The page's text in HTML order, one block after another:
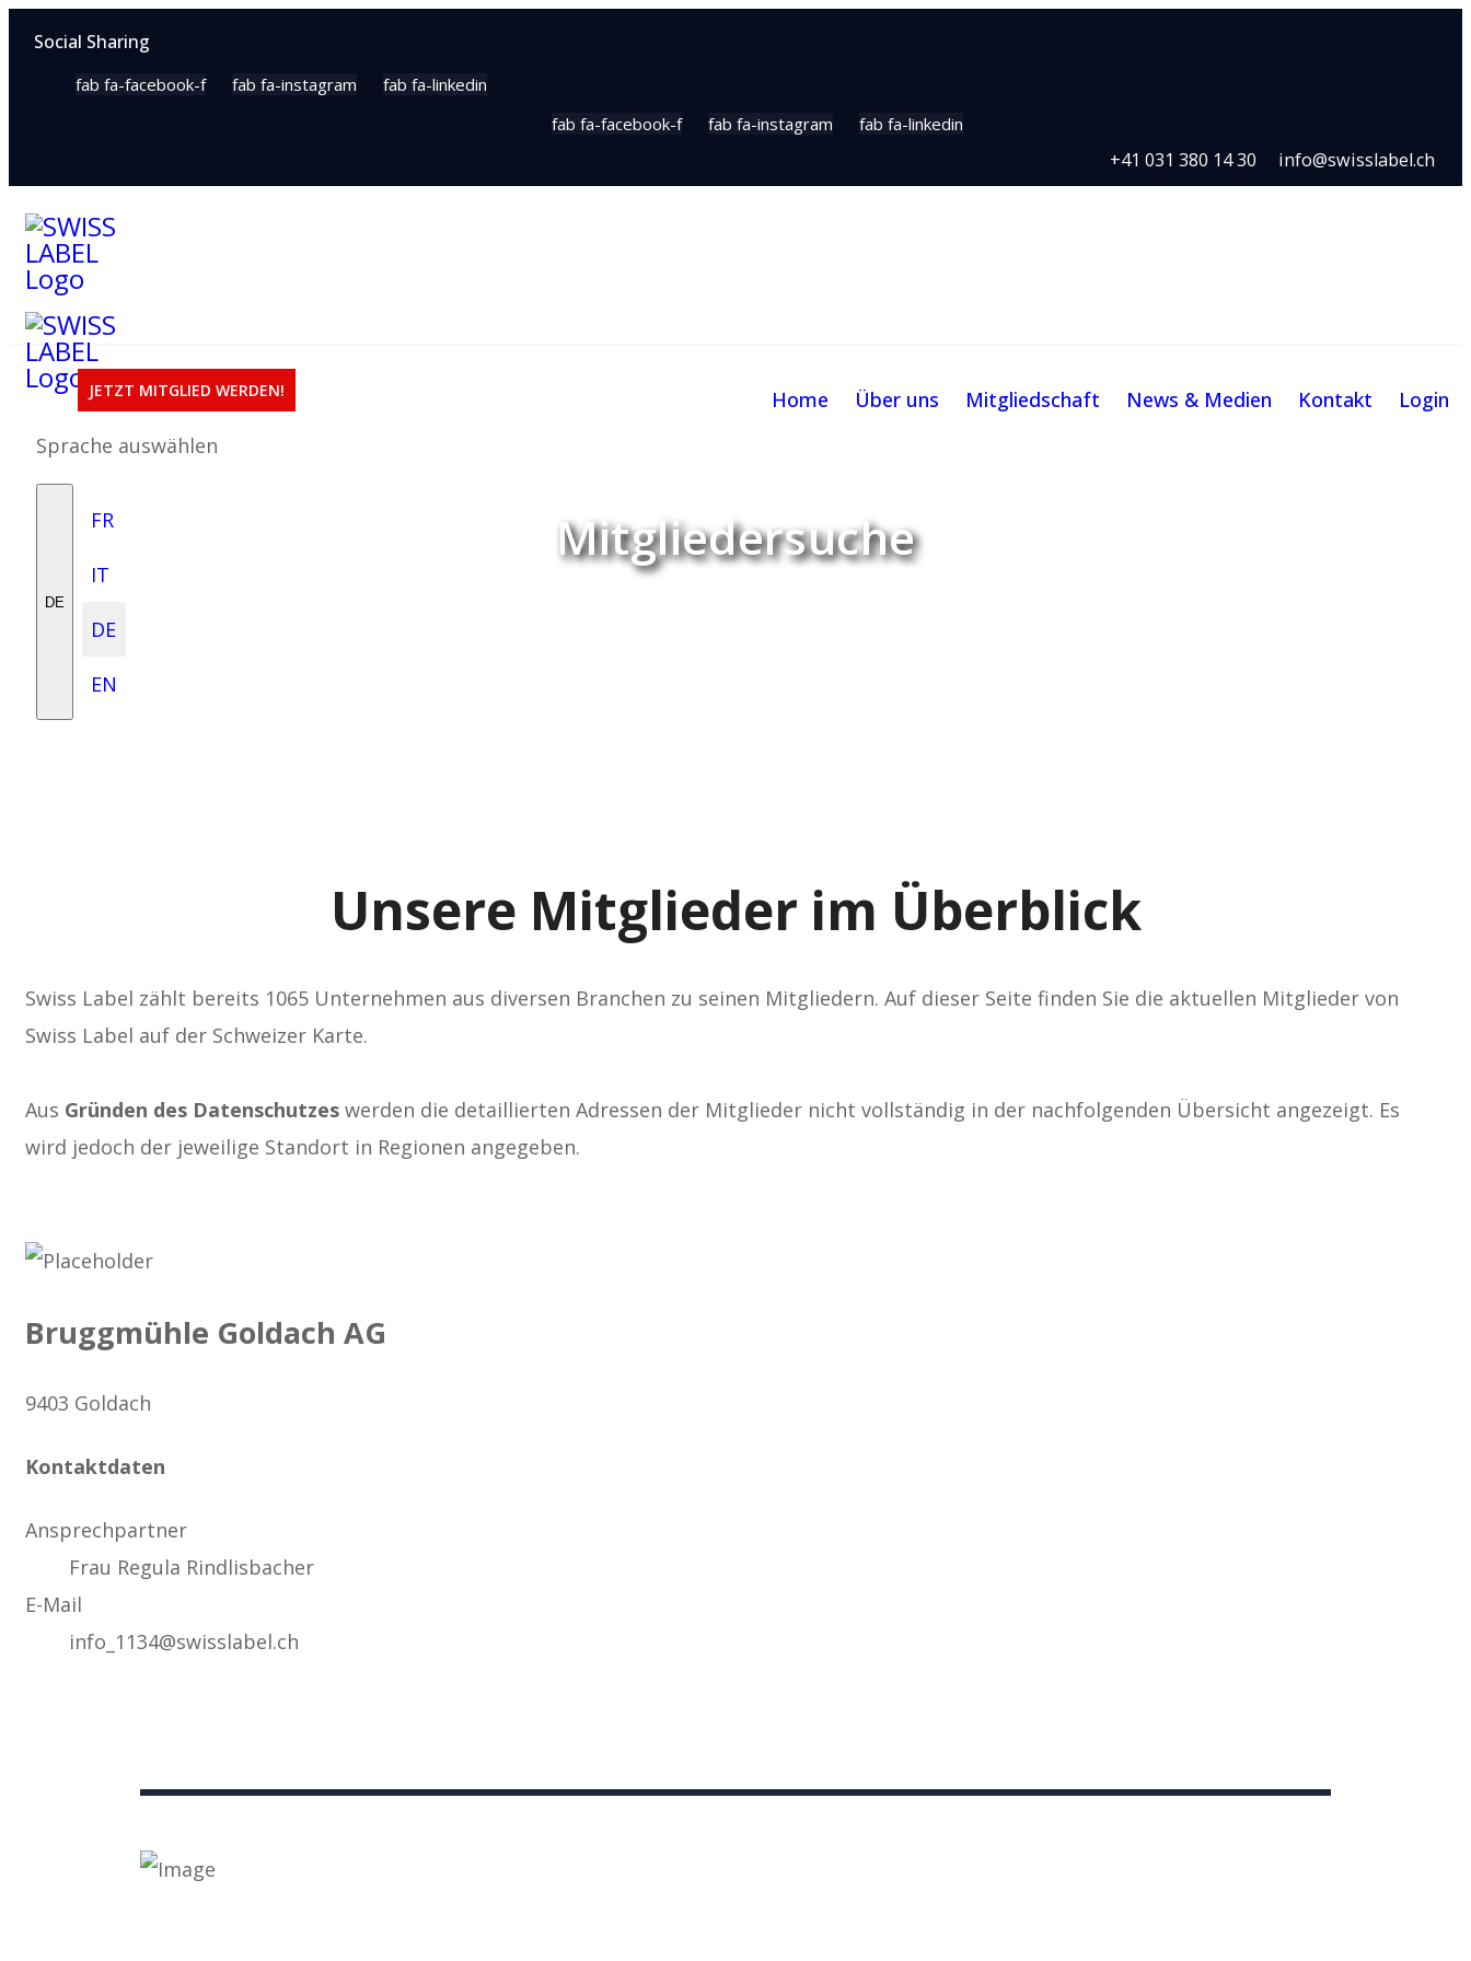
Social Sharing
fab fa-facebook-f fab fa-instagram
fab fa-linkedin
fab fa-facebook-f
fab fa-instagram fab fa-linkedin
+41 031 380 14 30 info@swisslabel.ch
Home Über uns Mitgliedschaft News & Medien Kontakt Login
JETZT MITGLIED WERDEN!
Sprache auswählen
DE
FR
IT
DE
EN
Mitgliedersuche
Unsere Mitglieder im Überblick
Swiss Label zählt bereits 1065 Unternehmen aus diversen Branchen zu seinen Mitgliedern. Auf dieser Seite finden Sie die aktuellen Mitglieder von
Swiss Label auf der Schweizer Karte.
Aus Gründen des Datenschutzes werden die detaillierten Adressen der Mitglieder nicht vollständig in der nachfolgenden Übersicht angezeigt. Es
wird jedoch der jeweilige Standort in Regionen angegeben.
Bruggmühle Goldach AG
9403 Goldach
Kontaktdaten
Ansprechpartner
Frau Regula Rindlisbacher
E-Mail
info_1134@swisslabel.ch